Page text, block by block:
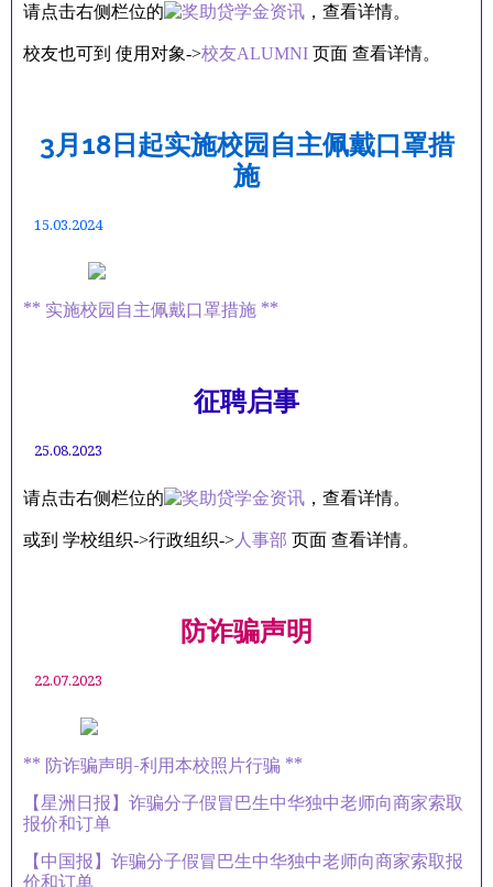
请点击右侧栏位的 ，查看详情。
校友也可到 使用对象->校友ALUMNI 页面 查看详情。
3月18日起实施校园自主佩戴口罩措
施
15.03.2024
** 实施校园自主佩戴口罩措施 **
征聘启事
25.08.2023
请点击右侧栏位的 ，查看详情。
或到 学校组织->行政组织-> 人事部 页面 查看详情。
防诈骗声明
22.07.2023
** 防诈骗声明-利用本校照片行骗 **
【星洲日报】诈骗分子假冒巴生中华独中老师向商家索取
报价和订单
【中国报】诈骗分子假冒巴生中华独中老师向商家索取报
价和订单